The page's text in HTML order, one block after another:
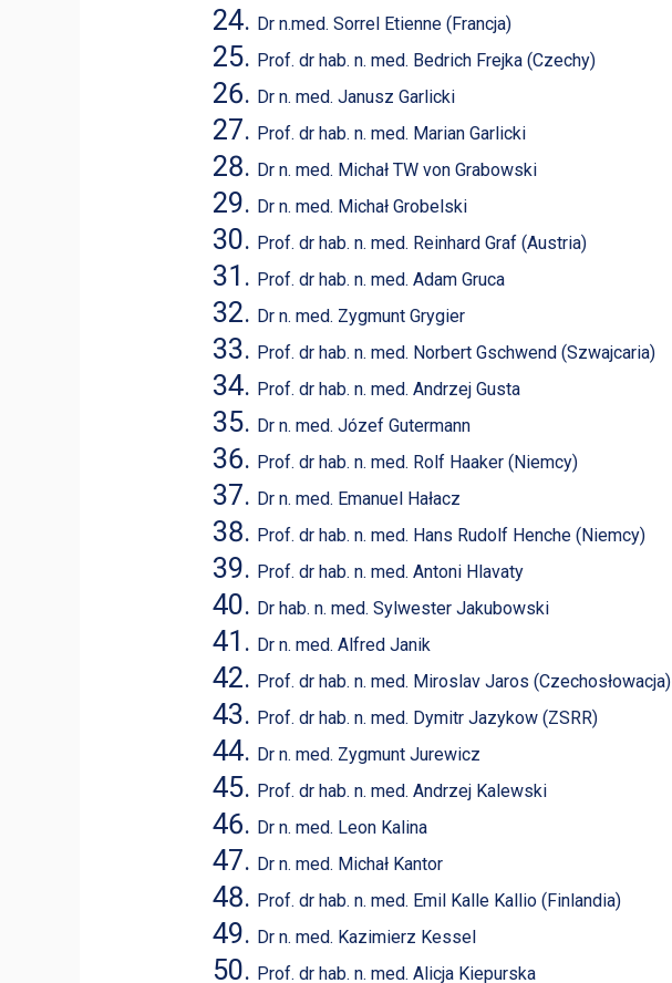
Dr n.med. Sorrel Etienne (Francja)
Prof. dr hab. n. med. Bedrich Frejka (Czechy)
Dr n. med. Janusz Garlicki
Prof. dr hab. n. med. Marian Garlicki
Dr n. med. Michał TW von Grabowski
Dr n. med. Michał Grobelski
Prof. dr hab. n. med. Reinhard Graf (Austria)
Prof. dr hab. n. med. Adam Gruca
Dr n. med. Zygmunt Grygier
Prof. dr hab. n. med. Norbert Gschwend (Szwajcaria)
Prof. dr hab. n. med. Andrzej Gusta
Dr n. med. Józef Gutermann
Prof. dr hab. n. med. Rolf Haaker (Niemcy)
Dr n. med. Emanuel Hałacz
Prof. dr hab. n. med. Hans Rudolf Henche (Niemcy)
Prof. dr hab. n. med. Antoni Hlavaty
Dr hab. n. med. Sylwester Jakubowski
Dr n. med. Alfred Janik
Prof. dr hab. n. med. Miroslav Jaros (Czechosłowacja)
Prof. dr hab. n. med. Dymitr Jazykow (ZSRR)
Dr n. med. Zygmunt Jurewicz
Prof. dr hab. n. med. Andrzej Kalewski
Dr n. med. Leon Kalina
Dr n. med. Michał Kantor
Prof. dr hab. n. med. Emil Kalle Kallio (Finlandia)
Dr n. med. Kazimierz Kessel
Prof. dr hab. n. med. Alicja Kiepurska